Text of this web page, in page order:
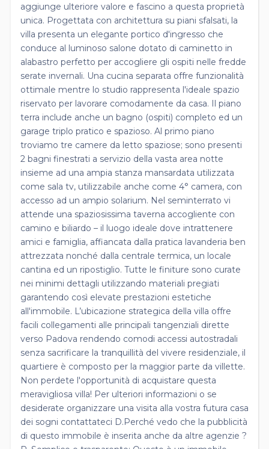
aggiunge ulteriore valore e fascino a questa proprietà
unica. Progettata con architettura su piani sfalsati, la
villa presenta un elegante portico d'ingresso che
conduce al luminoso salone dotato di caminetto in
alabastro perfetto per accogliere gli ospiti nelle fredde
serate invernali. Una cucina separata offre funzionalità
ottimale mentre lo studio rappresenta l'ideale spazio
riservato per lavorare comodamente da casa. Il piano
terra include anche un bagno (ospiti) completo ed un
garage triplo pratico e spazioso. Al primo piano
troviamo tre camere da letto spaziose; sono presenti
2 bagni finestrati a servizio della vasta area notte
insieme ad una ampia stanza mansardata utilizzata
come sala tv, utilizzabile anche come 4° camera, con
accesso ad un ampio solarium. Nel seminterrato vi
attende una spaziosissima taverna accogliente con
camino e biliardo – il luogo ideale dove intrattenere
amici e famiglia, affiancata dalla pratica lavanderia ben
attrezzata nonché dalla centrale termica, un locale
cantina ed un ripostiglio. Tutte le finiture sono curate
nei minimi dettagli utilizzando materiali pregiati
garantendo così elevate prestazioni estetiche
all'immobile. L’ubicazione strategica della villa offre
facili collegamenti alle principali tangenziali dirette
verso Padova rendendo comodi accessi autostradali
senza sacrificare la tranquillità del vivere residenziale, il
quartiere è composto per la maggior parte da villette.
Non perdete l'opportunità di acquistare questa
meravigliosa villa! Per ulteriori informazioni o se
desiderate organizzare una visita alla vostra futura casa
dei sogni contattateci D.Perché vedo che la pubblicità
di questo immobile è inserita anche da altre agenzie ?